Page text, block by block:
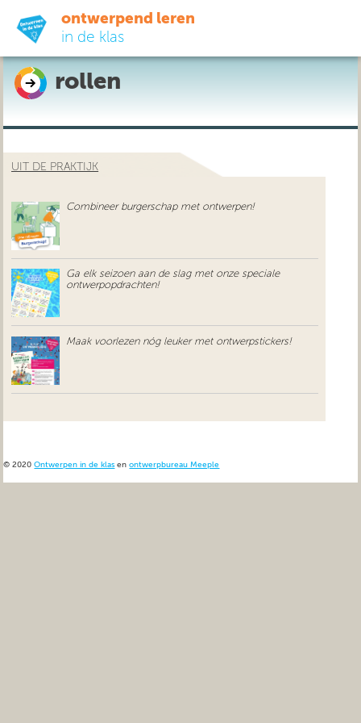
ontwerpend leren
in de klas
ready-to-go
do-it-yourself
uit de praktijk
over ons
rollen
UIT DE PRAKTIJK
Combineer burgerschap met ontwerpen!
Ga elk seizoen aan de slag met onze speciale
ontwerpopdrachten!
Maak voorlezen nóg leuker met ontwerpstickers!
© 2020Ontwerpen in de klas enontwerpbureau Meeple